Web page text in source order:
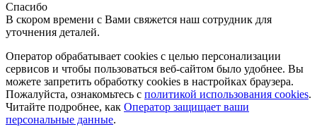
Спасибо
В скором времени с Вами свяжется наш сотрудник для
уточнения деталей.
Оператор обрабатывает cookies с целью персонализации
сервисов и чтобы пользоваться веб-сайтом было удобнее. Вы
можете запретить обработку сookies в настройках браузера.
Пожалуйста, ознакомьтесь с политикой использования cookies.
Читайте подробнее, как Оператор защищает ваши
персональные данные.